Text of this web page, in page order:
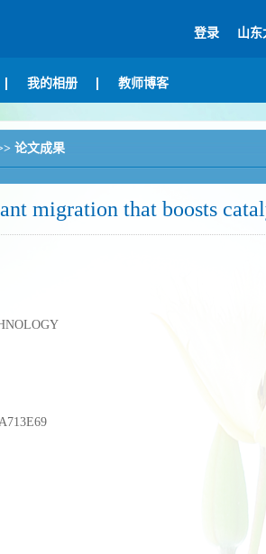
登录 山东
我的相册 教师博客
论文成果
migration that boosts